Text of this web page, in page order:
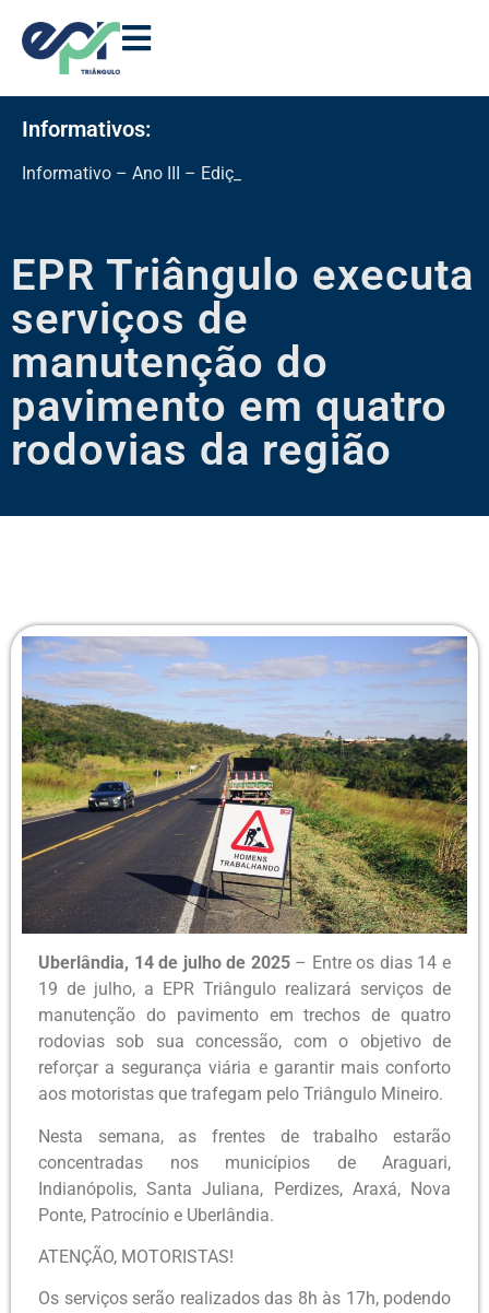
Informativos:
Informativo – Ano III – Edição 11
EPR Triângulo executa
serviços de
manutenção do
pavimento em quatro
rodovias da região
Uberlândia, 14 de julho de 2025– Entre os dias 14 e
19 de julho, a EPR Triângulo realizará serviços de
manutenção do pavimento em trechos de quatro
rodovias sob sua concessão, com o objetivo de
reforçar a segurança viária e garantir mais conforto
aos motoristas que trafegam pelo Triângulo Mineiro.
Nesta semana, as frentes de trabalho estarão
concentradas nos municípios de Araguari,
Indianópolis, Santa Juliana, Perdizes, Araxá, Nova
Ponte, Patrocínio e Uberlândia.
ATENÇÃO, MOTORISTAS!
Os serviços serão realizados das 8h às 17h, podendo